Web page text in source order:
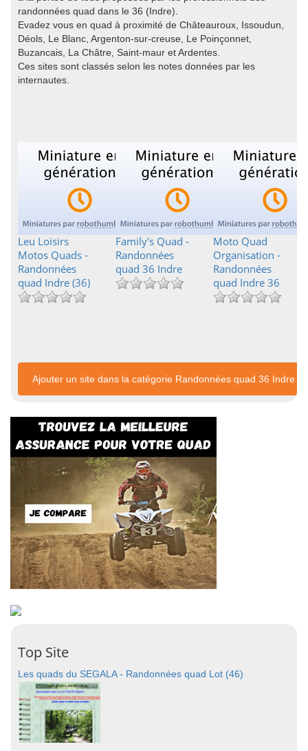
randonnées quad dans le 36 (Indre).
Evadez vous en quad à proximité de Châteauroux, Issoudun,
Déols, Le Blanc, Argenton-sur-creuse, Le Poinçonnet,
Buzancais, La Châtre, Saint-maur et Ardentes.
Ces sites sont classés selon les notes données par les
internautes.
Leu Loisirs
Motos Quads -
Randonnées
quad Indre (36)
Family's Quad -
Randonnées
quad 36 Indre
Moto Quad
Organisation -
Randonnées
quad Indre 36
Ajouter un site dans la catégorie Randonnées quad 36 Indre
Top Site
Les quads du SEGALA - Randonnées quad Lot (46)